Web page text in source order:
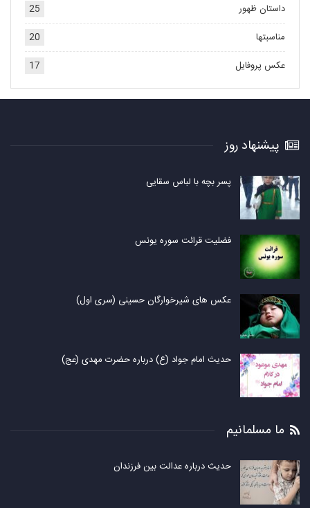
داستان ظهور
25
مناسبتها
20
عکس پروفایل
17
پیشنهاد روز
پسر بچه با لباس سقایی
فضلیت قرائت سوره یونس
عکس های شیرخوارگان حسینی (سری اول)
حدیث امام جواد (ع) درباره حضرت مهدی (عج)
ما مسلمانیم
حدیث درباره عدالت بین فرزندان